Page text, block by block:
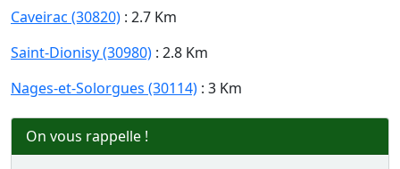
Caveirac (30820) : 2.7 Km
Saint-Dionisy (30980) : 2.8 Km
Nages-et-Solorgues (30114) : 3 Km
On vous rappelle !